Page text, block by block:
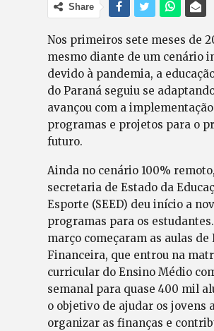
Share
Nos primeiros sete meses de
mesmo diante de um cenário
devido à pandemia, a
do Paraná seguiu se
avançou com a
programas e projetos para o
futuro.
Ainda no cenário 100%
secretaria de Estado da
Esporte (SEED) deu início a
programas para os
março começaram as aulas de
Financeira, que entrou na
curricular do Ensino Médio
semanal para quase 400 mil
o objetivo de ajudar os jovens
organizar as finanças e